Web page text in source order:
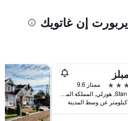
إن غاتويك
ممتاز 9.6
Stan Hill, هورلي, المملكة المتحدة